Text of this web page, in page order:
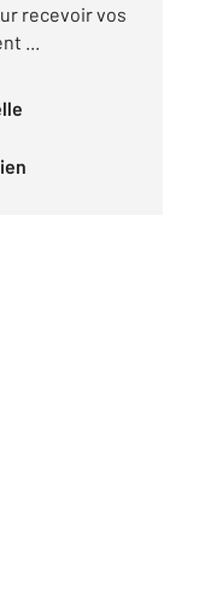
recevoir vos
...